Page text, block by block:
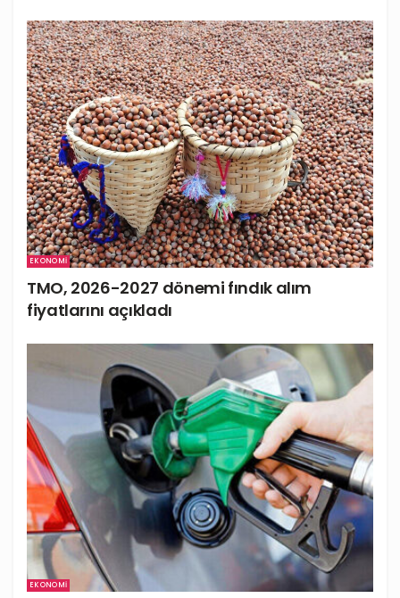
EKONOMI
TMO, 2026-2027 dönemi fındık alım
fiyatlarını açıkladı
EKONOMI